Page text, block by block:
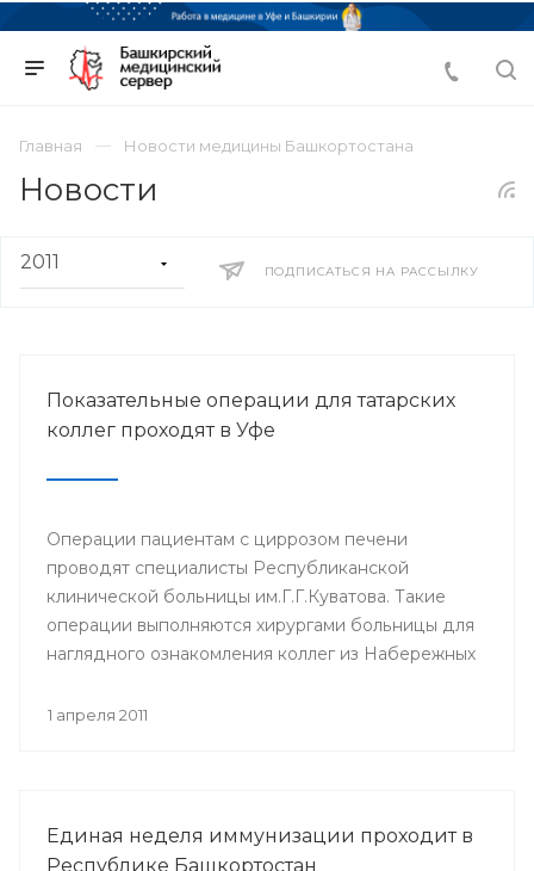
Главная Новости медицины Башкортостана
Новости
ПОДПИСАТЬСЯ НА РАССЫЛКУ
Показательные операции для татарских
коллег проходят в Уфе
Операции пациентам с циррозом печени
проводят специалисты Республиканской
клинической больницы им.Г.Г.Куватова. Такие
операции выполняются хирургами больницы для
наглядного ознакомления коллег из Набережных
вмешательствами.
1 апреля 2011
Единая неделя иммунизации проходит в
Республике Башкортостан